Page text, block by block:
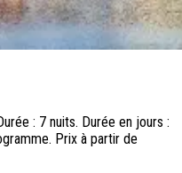
: 7 nuits. Durée en jours :
Prix à partir de